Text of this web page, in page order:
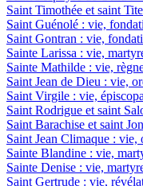
Saint Timothée et saint
Saint Guénolé : vie,
Saint Gontran : vie,
Sainte Larissa : vie,
Sainte Mathilde : vie,
Saint Jean de Dieu : vie,
Saint Virgile : vie,
Saint Rodrigue et saint
Saint Barachise et saint
Saint Jean Climaque :
Sainte Blandine : vie,
Sainte Denise : vie,
Saint Gertrude : vie,